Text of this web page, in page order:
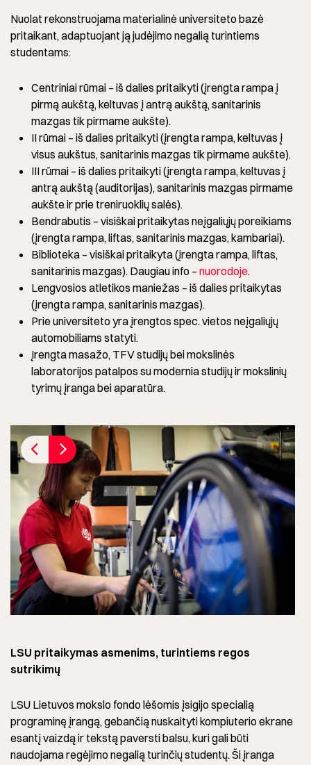
Nuolat rekonstruojama materialinė universiteto bazė
pritaikant, adaptuojant ją judėjimo negalią turintiems
studentams:
Centriniai rūmai – iš dalies pritaikyti (įrengta rampa į
pirmą aukštą, keltuvas į antrą aukštą, sanitarinis
mazgas tik pirmame aukšte).
II rūmai – iš dalies pritaikyti (įrengta rampa, keltuvas į
visus aukštus, sanitarinis mazgas tik pirmame aukšte).
III rūmai – iš dalies pritaikyti (įrengta rampa, keltuvas į
antrą aukštą (auditorijas), sanitarinis mazgas pirmame
aukšte ir prie treniruoklių salės).
Bendrabutis – visiškai pritaikytas neįgaliųjų poreikiams
(įrengta rampa, liftas, sanitarinis mazgas, kambariai).
Biblioteka – visiškai pritaikyta (įrengta rampa, liftas,
sanitarinis mazgas). Daugiau info – nuorodoje.
Lengvosios atletikos maniežas – iš dalies pritaikytas
(įrengta rampa, sanitarinis mazgas).
Prie universiteto yra įrengtos spec. vietos neįgaliųjų
automobiliams statyti.
Įrengta masažo, TFV studijų bei mokslinės
laboratorijos patalpos su modernia studijų ir mokslinių
tyrimų įranga bei aparatūra.
LSU pritaikymas asmenims, turintiems regos
sutrikimų
LSU Lietuvos mokslo fondo lėšomis įsigijo specialią
programinę įrangą, gebančią nuskaityti kompiuterio ekrane
esantį vaizdą ir tekstą paversti balsu, kuri gali būti
naudojama regėjimo negalią turinčių studentų. Ši įranga